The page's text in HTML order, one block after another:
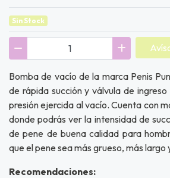
Sin Stock
Bomba de vacío de la marca Penis
de rápida succión y válvula de
presión ejercida al vacío. Cuenta con
donde podrás ver la intensidad de
de pene de buena calidad para
que el pene sea más grueso, más largo
Recomendaciones: